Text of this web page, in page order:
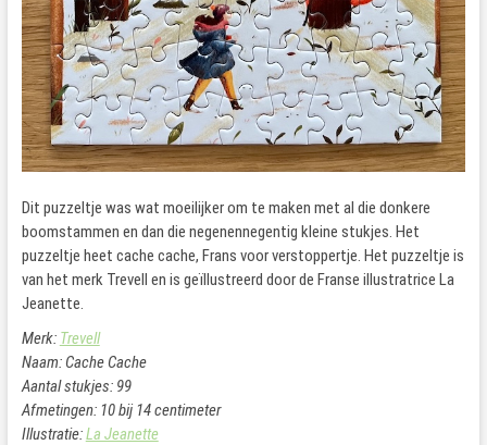
Dit puzzeltje was wat moeilijker om te maken met al die donkere
boomstammen en dan die negenennegentig kleine stukjes. Het
puzzeltje heet cache cache, Frans voor verstoppertje. Het puzzeltje is
van het merk Trevell en is geïllustreerd door de Franse illustratrice La
Jeanette.
Merk: Trevell
Naam: Cache Cache
Aantal stukjes: 99
Afmetingen: 10 bij 14 centimeter
Illustratie:La Jeanette